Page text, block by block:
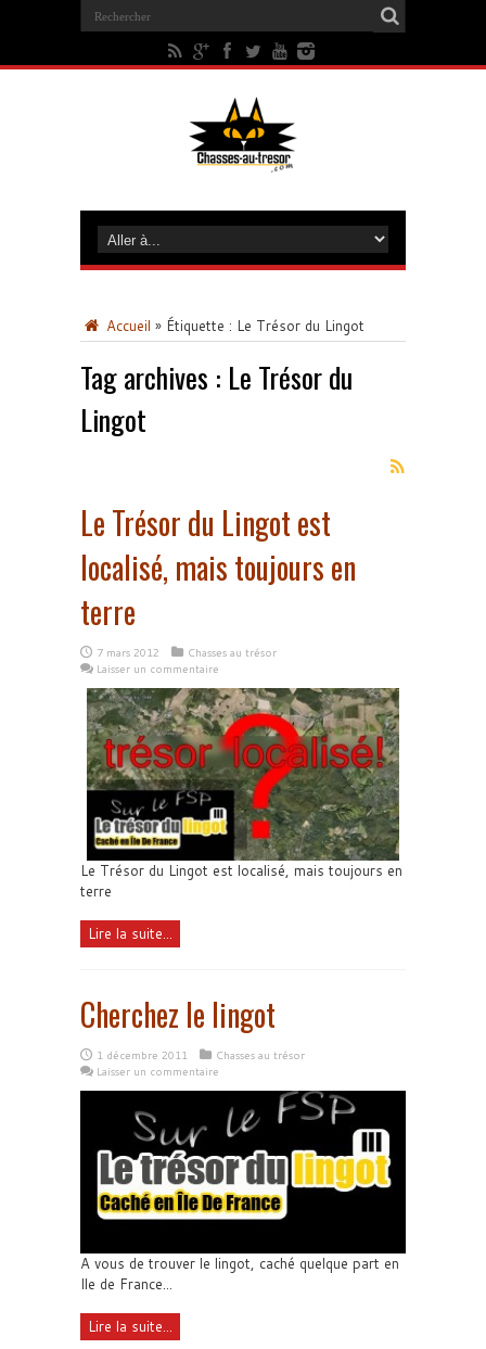
Accueil » Étiquette : Le Trésor du Lingot
Tag archives : Le Trésor du
Lingot
Le Trésor du Lingot est
localisé, mais toujours en
terre
7 mars 2012
Chasses au trésor
Laisser un commentaire
Le Trésor du Lingot est localisé, mais toujours en
terre
Lire la suite...
Cherchez le lingot
1 décembre 2011
Chasses au trésor
Laisser un commentaire
A vous de trouver le lingot, caché quelque part en
Ile de France...
Lire la suite...